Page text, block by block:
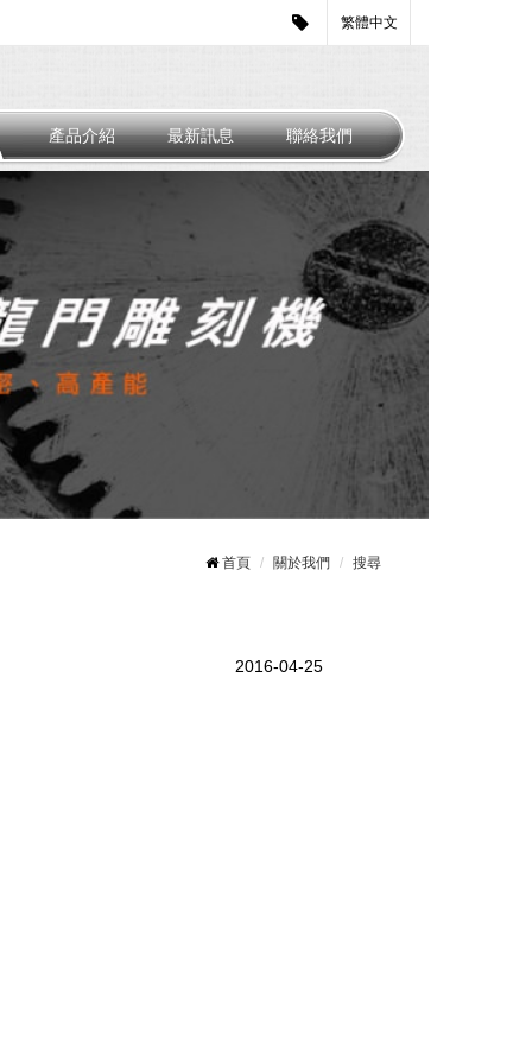
繁體中文
產品介紹 最新訊息 聯絡我們
首頁 關於我們 搜尋
2016-04-25